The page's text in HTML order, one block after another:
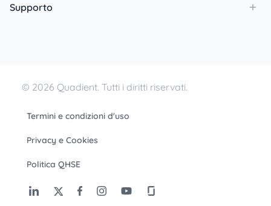
Supporto
© 2026 Quadient. Tutti i diritti riservati.
Termini e condizioni d'uso
Privacy e Cookies
Politica QHSE